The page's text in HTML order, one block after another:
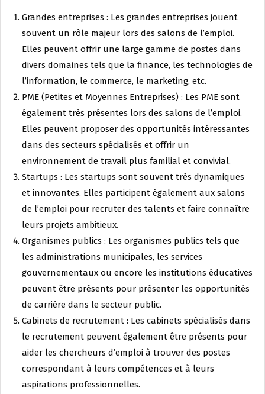
Grandes entreprises : Les grandes entreprises jouent
souvent un rôle majeur lors des salons de l’emploi.
Elles peuvent offrir une large gamme de postes dans
divers domaines tels que la finance, les technologies de
l’information, le commerce, le marketing, etc.
PME (Petites et Moyennes Entreprises) : Les PME sont
également très présentes lors des salons de l’emploi.
Elles peuvent proposer des opportunités intéressantes
dans des secteurs spécialisés et offrir un
environnement de travail plus familial et convivial.
Startups : Les startups sont souvent très dynamiques
et innovantes. Elles participent également aux salons
de l’emploi pour recruter des talents et faire connaître
leurs projets ambitieux.
Organismes publics : Les organismes publics tels que
les administrations municipales, les services
gouvernementaux ou encore les institutions éducatives
peuvent être présents pour présenter les opportunités
de carrière dans le secteur public.
Cabinets de recrutement : Les cabinets spécialisés dans
le recrutement peuvent également être présents pour
aider les chercheurs d’emploi à trouver des postes
correspondant à leurs compétences et à leurs
aspirations professionnelles.